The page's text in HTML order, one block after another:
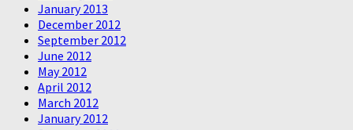
January 2013
December 2012
September 2012
June 2012
May 2012
April 2012
March 2012
January 2012